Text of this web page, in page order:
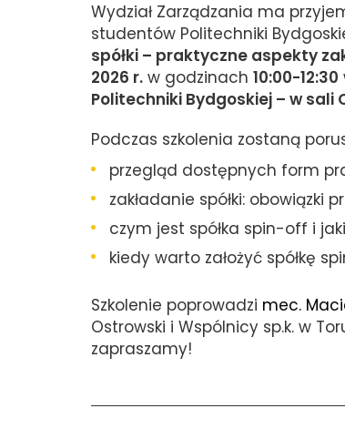
Wydział Zarządzania ma
studentów Politechniki
spółki – praktyczne aspekty
2026 r. w godzinach 10:00-12:30
Politechniki Bydgoskiej – w sali
Podczas szkolenia zostaną
przegląd dostępnych form
zakładanie spółki: obowiązki
czym jest spółka spin-off i
kiedy warto założyć spółkę
Szkolenie poprowadzi mec.
Ostrowski i Wspólnicy sp.k. w
zapraszamy!